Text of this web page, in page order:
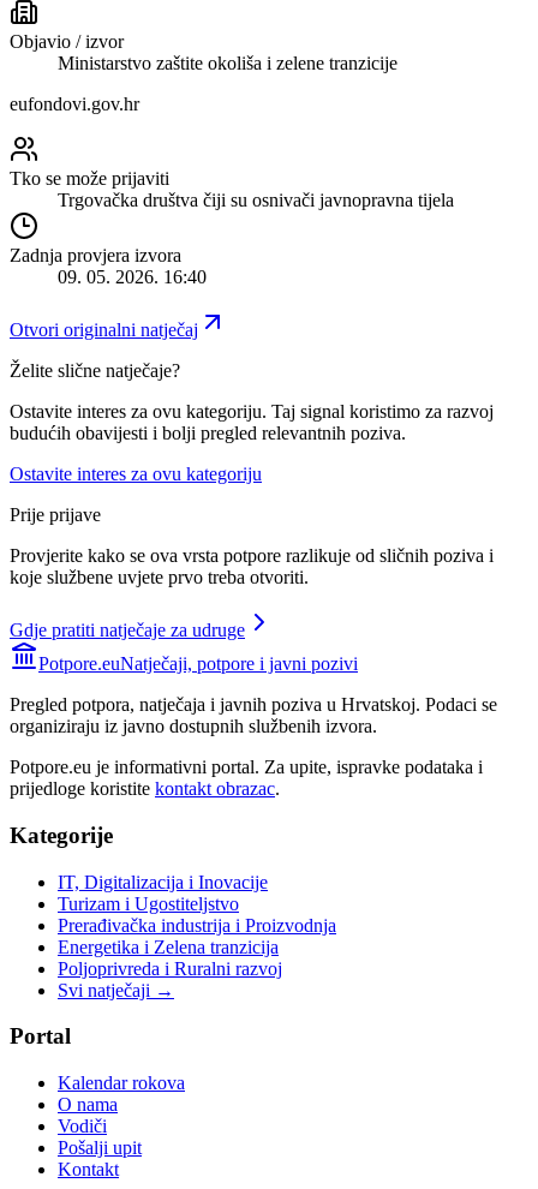
Objavio / izvor
Ministarstvo zaštite okoliša i zelene tranzicije
eufondovi.gov.hr
Tko se može prijaviti
Trgovačka društva čiji su osnivači javnopravna tijela
Zadnja provjera izvora
09. 05. 2026. 16:40
Otvori originalni natječaj
Želite slične natječaje?
Ostavite interes za ovu kategoriju. Taj signal koristimo za razvoj
budućih obavijesti i bolji pregled relevantnih poziva.
Ostavite interes za ovu kategoriju
Prije prijave
Provjerite kako se ova vrsta potpore razlikuje od sličnih poziva i
koje službene uvjete prvo treba otvoriti.
Gdje pratiti natječaje za udruge
Potpore.euNatječaji, potpore i javni pozivi
Pregled potpora, natječaja i javnih poziva u Hrvatskoj. Podaci se
organiziraju iz javno dostupnih službenih izvora.
Potpore.eu je informativni portal. Za upite, ispravke podataka i
prijedloge koristite kontakt obrazac.
Kategorije
IT, Digitalizacija i Inovacije
Turizam i Ugostiteljstvo
Prerađivačka industrija i Proizvodnja
Energetika i Zelena tranzicija
Poljoprivreda i Ruralni razvoj
Svi natječaji →
Portal
Kalendar rokova
O nama
Vodiči
Pošalji upit
Kontakt